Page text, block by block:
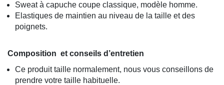
Sweat à capuche coupe classique, modèle homme.
Elastiques de maintien au niveau de la taille et des
poignets.
Composition et conseils d’entretien
Ce produit taille normalement, nous vous conseillons de
prendre votre taille habituelle.